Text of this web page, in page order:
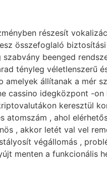
részesít
összefoglaló
beenged
tényleg véletlenszerű
amelyek állítanak a mér
cassino idegközpont -
keresztül
, ahol
, akkor letét val vel
végállomás ,
menten a funkcionális